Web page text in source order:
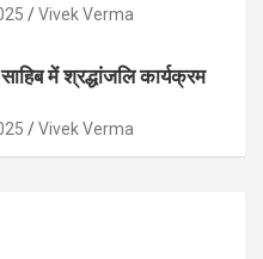
Vivek Verma
में श्रद्धांजलि कार्यक्रम
Vivek Verma